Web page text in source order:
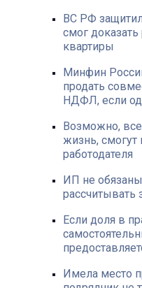
ВС РФ
смог
квартиры
Минфин
продать
НДФЛ, если
Возможно,
жизнь, смогут
работодателя
ИП не
рассчитывать
Если доля в
Имела место